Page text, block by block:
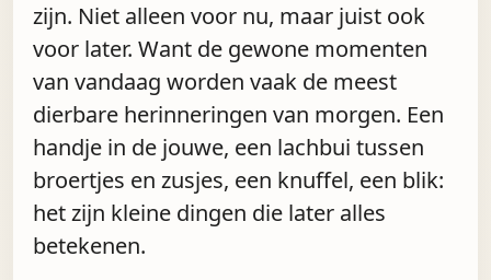
zijn. Niet alleen voor nu, maar juist ook
voor later. Want de gewone momenten
van vandaag worden vaak de meest
dierbare herinneringen van morgen. Een
handje in de jouwe, een lachbui tussen
broertjes en zusjes, een knuffel, een blik:
het zijn kleine dingen die later alles
betekenen.